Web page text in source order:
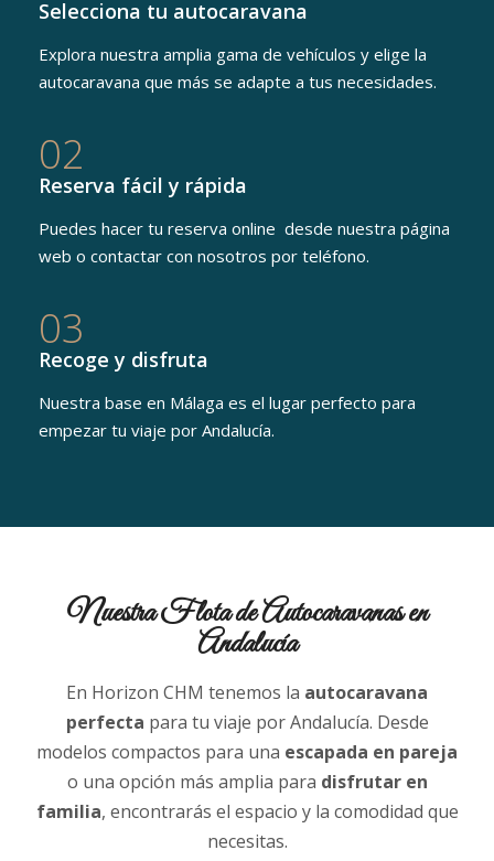
Selecciona tu autocaravana
Explora nuestra amplia gama de vehículos y elige la
autocaravana que más se adapte a tus necesidades.
02
Reserva fácil y rápida
Puedes hacer tu reserva online desde nuestra página
web o contactar con nosotros por teléfono.
03
Recoge y disfruta
Nuestra base en Málaga es el lugar perfecto para
empezar tu viaje por Andalucía.
Nuestra Flota de Autocaravanas en
Andalucía
En Horizon CHM tenemos la autocaravana
perfecta para tu viaje por Andalucía. Desde
modelos compactos para una escapada en pareja
o una opción más amplia para disfrutar en
familia, encontrarás el espacio y la comodidad que
necesitas.